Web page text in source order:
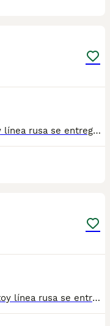
Precioso ejemplar de Chihuahua toy línea rusa se entrega con sus vacunas correspondientes a su edades para citado cartilla y microchip incorporado listo para su entrega.
Estupendo ejemplar de Chihuahua toy línea rusa se entregan con sus vacunas correspondientes a su edad desparasitado su cartilla y microchip incorporado listo para su entrega.